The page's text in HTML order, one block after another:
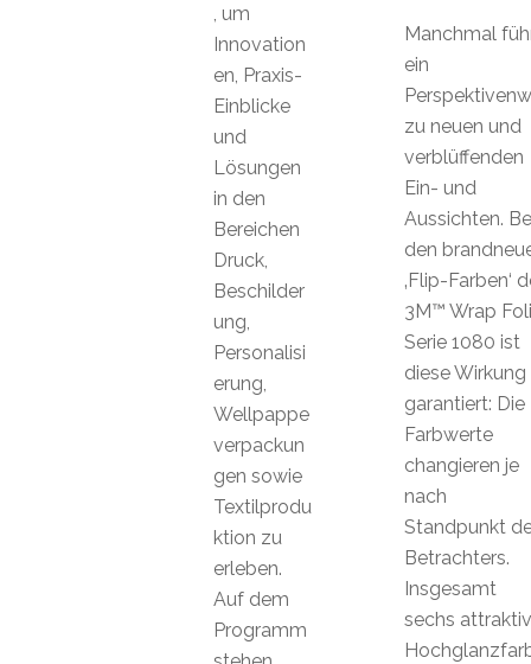
Manchmal
ein
zu neuen und
verblüffenden
Ein- und
Aussichten.
den
‚Flip-Farben‘
3M™ Wrap
Serie 1080 ist
diese Wirkung
garantiert: Die
Farbwerte
changieren je
nach
Standpunkt
Betrachters.
Insgesamt
sechs
, um
Innovation
en, Praxis-
Einblicke
und
Lösungen
in den
Bereichen
Druck,
Beschilder
ung,
Personalisi
erung,
Wellpappe
verpackun
gen sowie
Textilprodu
ktion zu
erleben.
Auf dem
Programm